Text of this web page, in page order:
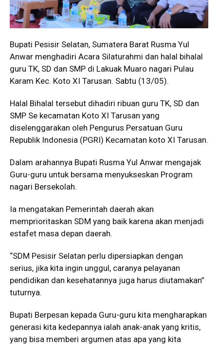
Bupati Pesisir Selatan, Sumatera Barat Rusma Yul
Anwar menghadiri Acara Silaturahmi dan halal bihalal
guru TK, SD dan SMP di Lakuak Muaro nagari Pulau
Karam Kec. Koto XI Tarusan. Sabtu (13/05).
Halal Bihalal tersebut dihadiri ribuan guru TK, SD dan
SMP Se kecamatan Koto XI Tarusan yang
diselenggarakan oleh Pengurus Persatuan Guru
Republik Indonesia (PGRI) Kecamatan koto XI Tarusan.
Dalam arahannya Bupati Rusma Yul Anwar mengajak
Guru-guru untuk bersama menyukseskan Program
nagari Bersekolah.
Ia mengatakan Pemerintah daerah akan
memprioritaskan SDM yang baik karena akan menjadi
estafet masa depan daerah.
“SDM Pesisir Selatan perlu dipersiapkan dengan
serius, jika kita ingin unggul, caranya pelayanan
pendidikan dan kesehatannya juga harus diutamakan”
tuturnya.
Bupati Berpesan kepada Guru-guru kita mengharapkan
generasi kita kedepannya ialah anak-anak yang kritis,
yang bisa memberi argumen atas apa yang kita